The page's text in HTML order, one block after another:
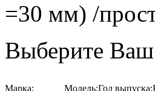
=30 мм) /
Выберите
Марка: Модель:Год выпуска: